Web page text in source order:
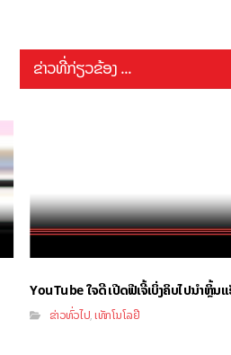
ຂ່າວທີ່ກ່ຽວຂ້ອງ ...
YouTube ໃຈດີ ເປີດຟີເຈີ້ເບິ່ງຄິບໄປນຳຫຼິ້
ຂ່າວທົ່ວໄປ,ເທັກໂນໂລຢີ